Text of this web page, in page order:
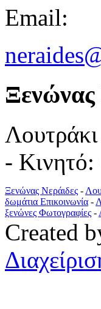
Email:
Ξενώνας
-
Ξενώνας Νεράιδες -
δωμάτια Επικοινωνία -
ξενώνες Φωτογραφίες -
Created